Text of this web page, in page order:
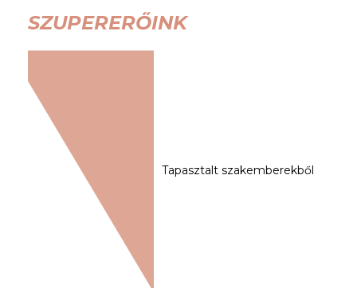
SZUPERERŐINK
Tapasztalt szakemberekből